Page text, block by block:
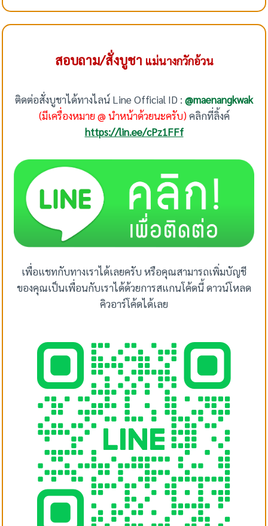
สอบถาม/สั่งบูชา แม่นางกวักอ้วน
ติดต่อสั่งบูชาได้ทางไลน์ Line Official ID : @maenangkwak
(มีเครื่องหมาย @ นำหน้าด้วยนะครับ) คลิกที่ลิ้งค์
https://lin.ee/cPz1FFf
เพื่อแชทกับทางเราได้เลยครับ หรือคุณสามารถเพิ่มบัญชี
ของคุณเป็นเพื่อนกับเราได้ด้วยการสแกนโค้ดนี้ ดาวน์โหลด
คิวอาร์โค้ดได้เลย